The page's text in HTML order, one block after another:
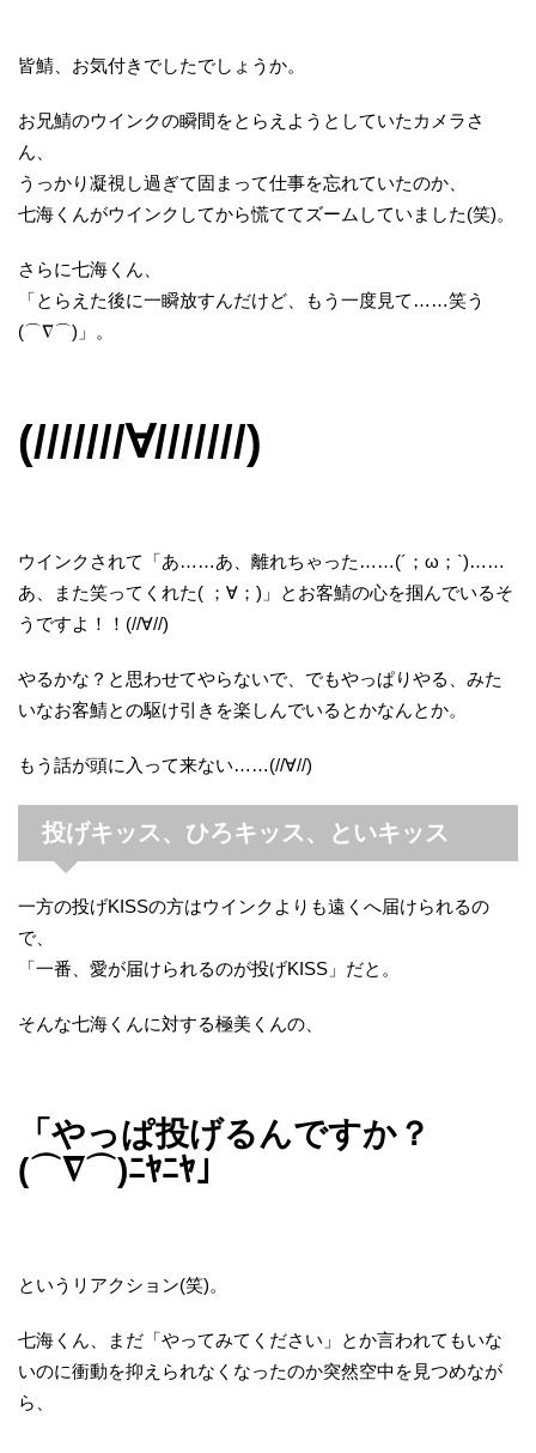
皆鯖、お気付きでしたでしょうか。
お兄鯖のウインクの瞬間をとらえようとしていたカメラさ
ん、
うっかり凝視し過ぎて固まって仕事を忘れていたのか、
七海くんがウインクしてから慌ててズームしていました(笑)。
さらに七海くん、
「とらえた後に一瞬放すんだけど、もう一度見て……笑う
(⌒∇⌒)」。
(///////∀///////)
ウインクされて「あ……あ、離れちゃった……(´；ω；`)……
あ、また笑ってくれた( ；∀；)」とお客鯖の心を掴んでいるそ
うですよ！！(//∀//)
やるかな？と思わせてやらないで、でもやっぱりやる、みた
いなお客鯖との駆け引きを楽しんでいるとかなんとか。
もう話が頭に入って来ない……(//∀//)
投げキッス、ひろキッス、といキッス
一方の投げKISSの方はウインクよりも遠くへ届けられるの
で、
「一番、愛が届けられるのが投げKISS」だと。
そんな七海くんに対する極美くんの、
「やっぱ投げるんですか？
(⌒∇⌒)ﾆﾔﾆﾔ」
というリアクション(笑)。
七海くん、まだ「やってみてください」とか言われてもいな
いのに衝動を抑えられなくなったのか突然空中を見つめなが
ら、